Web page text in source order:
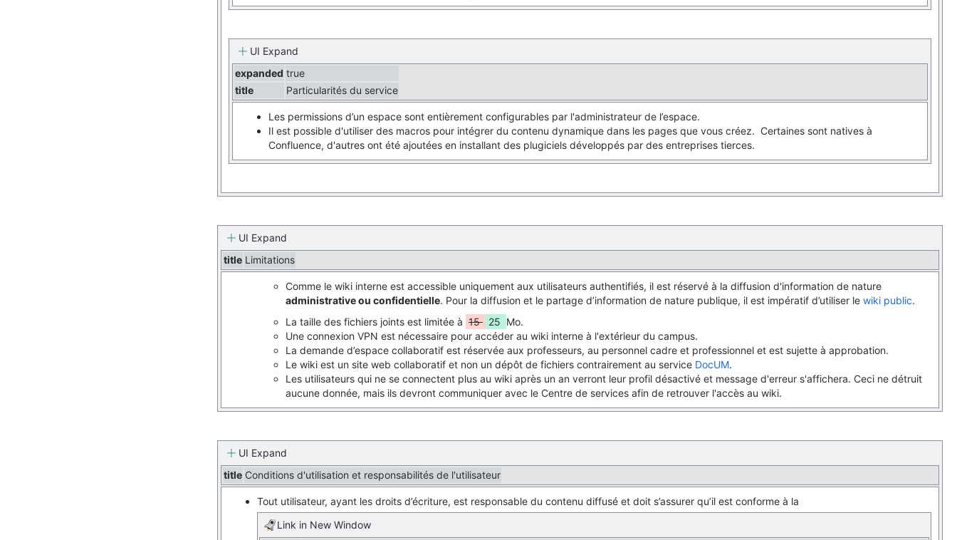
UI Expand
expanded true
title
Particularités du service
Les permissions d’un espace sont entièrement configurables par l'administrateur de l’espace.
Il est possible d'utiliser des macros pour intégrer du contenu dynamique dans les pages que vous créez. Certaines sont natives à
Confluence, d'autres ont été ajoutées en installant des plugiciels développés par des entreprises tierces.
UI Expand
title Limitations
Comme le wiki interne est accessible uniquement aux utilisateurs authentifiés, il est réservé à la diffusion d'information de nature
administrative ou confidentielle. Pour la diffusion et le partage d’information de nature publique, il est impératif d’utiliser le wiki public.
La taille des fichiers joints est limitée à 15 25 Mo.
Une connexion VPN est nécessaire pour accéder au wiki interne à l'extérieur du campus.
La demande d’espace collaboratif est réservée aux professeurs, au personnel cadre et professionnel et est sujette à approbation.
Le wiki est un site web collaboratif et non un dépôt de fichiers contrairement au service DocUM.
Les utilisateurs qui ne se connectent plus au wiki après un an verront leur profil désactivé et message d'erreur s'affichera. Ceci ne détruit
aucune donnée, mais ils devront communiquer avec le Centre de services afin de retrouver l'accès au wiki.
UI Expand
title Conditions d'utilisation et responsabilités de l'utilisateur
Tout utilisateur, ayant les droits d’écriture, est responsable du contenu diffusé et doit s’assurer qu’il est conforme à la
Link in New Window